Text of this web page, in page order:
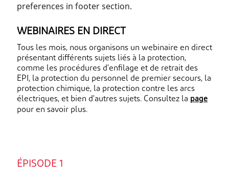
preferences in footer section.
WEBINAIRES EN DIRECT
Tous les mois, nous organisons un webinaire en direct
présentant différents sujets liés à la protection,
comme les procédures d'enfilage et de retrait des
EPI, la protection du personnel de premier secours, la
protection chimique, la protection contre les arcs
électriques, et bien d'autres sujets. Consultez la page
pour en savoir plus.
ÉPISODE 1